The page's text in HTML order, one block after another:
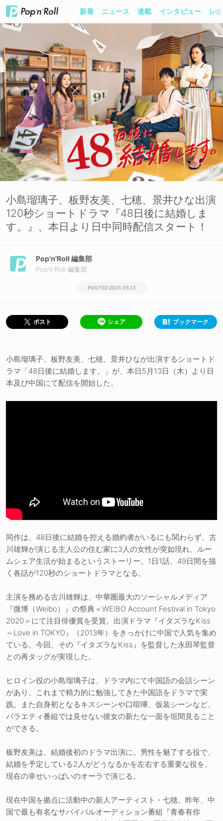
新着 ニュース 連載 インタビュー レ
小島瑠璃子、板野友美、七穂、景井ひな出演
120秒ショートドラマ『48日後に結婚しま
す。』、本日より日中同時配信スタート！
Pop'n'Roll 編集部
Pop'n'Roll 編集部
2021.05.13
ポスト シェア ブックマーク
小島瑠璃子、板野友美、七穂、景井ひなが出演するショートド
ラマ「48日後に結婚します。」が、本日5月13日（木）より日
本及び中国にて配信を開始した。
同作は、48日後に結婚を控える婚約者がいるにも関わらず、古
川雄輝が演じる主人公の住む家に3人の女性が突如現れ、ルー
ムシェア生活が始まるというストーリー。1日1話、49日間を描
く各話が120秒のショートドラマとなる。
主演を務める古川雄輝は、中華圏最大のソーシャルメディア
『微博（Weibo）』の祭典＜WEIBO Account Festival in Tokyo
2020＞にて注目俳優賞を受賞。出演ドラマ『イタズラなKiss
～Love in TOKYO』（2013年）をきっかけに中国で人気を集め
ている。今回、その『イタズラなKiss』を監督した永田琴監督
との再タッグが実現した。
ヒロイン役の小島瑠璃子は、ドラマ内にて中国語の会話シーン
があり、これまで精力的に勉強してきた中国語をドラマで実
践。また自身初となるキスシーンや口喧嘩、仮装シーンなど、
バラエティ番組では見せない彼女の新たな一面を垣間見ること
ができる。
板野友美は、結婚後初のドラマ出演に。男性を魅了する役で、
結婚を予定している2人がどうなるかを左右する重要な役を、
現在の幸せいっぱいのオーラで演じる。
現在中国を拠点に活動中の新人アーティスト・七穂。昨年、中
国で最も有名なサバイバルオーディション番組『青春有你